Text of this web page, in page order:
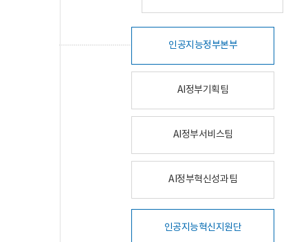
인공지능정부본부
AI정부기획팀
AI정부서비스팀
AI정부혁신성과팀
인공지능혁신지원단